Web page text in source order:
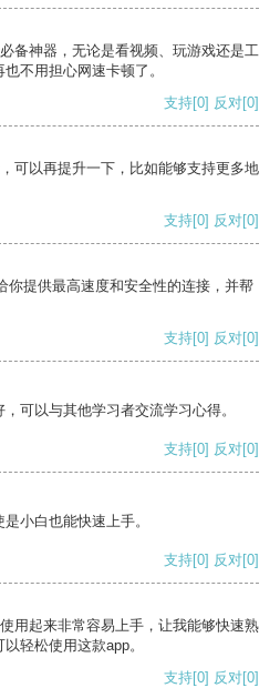
备神器，无论是看视频、玩游戏还是工
不用担心网速卡顿了。
支持[0] 反对[0]
可以再提升一下，比如能够支持更多地
支持[0] 反对[0]
你提供最高速度和安全性的连接，并帮
支持[0] 反对[0]
可以与其他学习者交流学习心得。
支持[0] 反对[0]
小白也能快速上手。
支持[0] 反对[0]
用起来非常容易上手，让我能够快速熟
轻松使用这款app。
支持[0] 反对[0]